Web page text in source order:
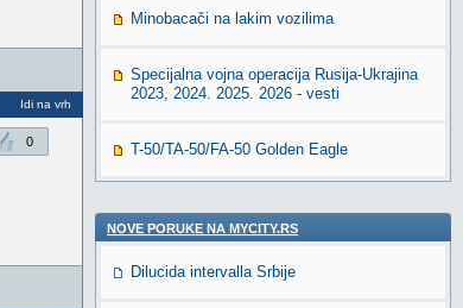
Idi na vrh
0
Minobacači na lakim vozilima
Specijalna vojna operacija Rusija-Ukrajina
2023, 2024. 2025. 2026 - vesti
T-50/TA-50/FA-50 Golden Eagle
NOVE PORUKE NA MYCITY.RS
Dilucida intervalla Srbije